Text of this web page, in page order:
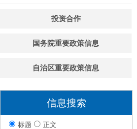
投资合作
国务院重要政策信息
自治区重要政策信息
信息搜索
标题 正文